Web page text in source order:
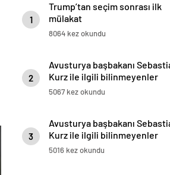
1
Trump’tan seçim sonrası ilk
mülakat
8064 kez okundu
2
Avusturya başbakanı
Kurz ile ilgili bilinmeyenler
5067 kez okundu
3
Avusturya başbakanı
Kurz ile ilgili bilinmeyenler
5016 kez okundu